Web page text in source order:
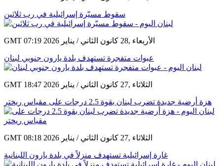
سقوط مسيّرة إسرائيلية في رب ثلاثين
GMT 07:19 2026 الأربعاء ,28 كانون الثاني / يناير
عبوات متفجرة تستهدف بلدة يارون جنوبي لبنان
GMT 18:47 2026 الثلاثاء ,27 كانون الثاني / يناير
هزة أرضية جديدة تضرب لبنان بقوة 2.5 درجات على مقياس ريختر
GMT 08:18 2026 الثلاثاء ,27 كانون الثاني / يناير
غارة إسرائيلية تستهدف منزلاً في بلدة يارون اللبنانية